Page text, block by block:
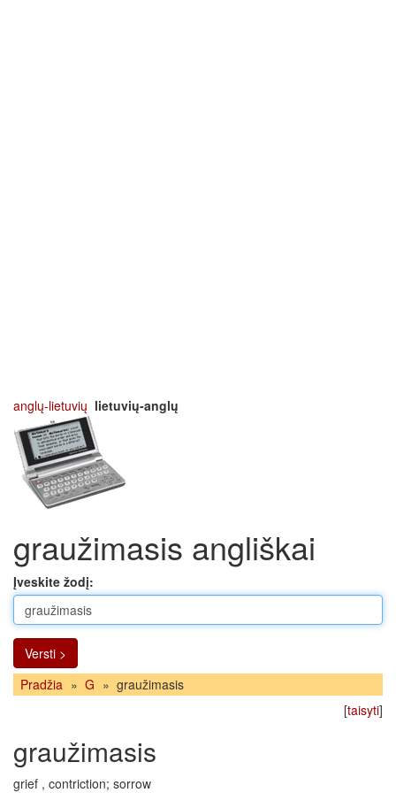
anglų-lietuvių lietuvių-anglų
graužimasis angliškai
Įveskite žodį:
Versti >
Pradžia » G » graužimasis
[taisyti]
graužimasis
grief , contriction; sorrow